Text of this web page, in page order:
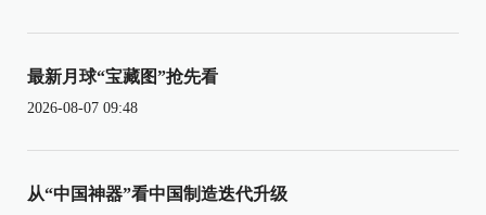
最新月球“宝藏图”抢先看
2026-08-07 09:48
从“中国神器”看中国制造迭代升级